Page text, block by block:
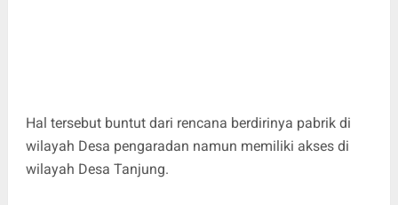
Hal tersebut buntut dari rencana berdirinya pabrik di
wilayah Desa pengaradan namun memiliki akses di
wilayah Desa Tanjung.